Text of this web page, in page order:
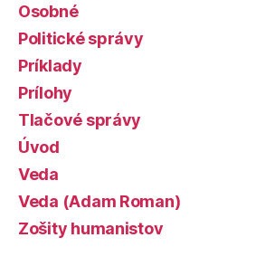
Osobné
Politické správy
Príklady
Prílohy
Tlačové správy
Úvod
Veda
Veda (Adam Roman)
Zošity humanistov